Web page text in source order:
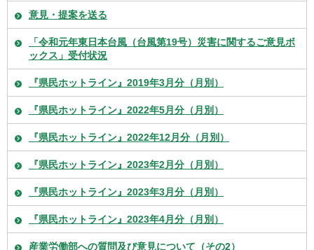
意見・提案を送る
「令和元年東日本台風（台風第19号）災害に関するご意見ボ
ックス」受付状況
『県民ホットライン』2019年3月分（月別）
『県民ホットライン』2022年5月分（月別）
『県民ホットライン』2022年12月分（月別）
『県民ホットライン』2023年2月分（月別）
『県民ホットライン』2023年3月分（月別）
『県民ホットライン』2023年4月分（月別）
産業労働部への質問及び意見について（その2）